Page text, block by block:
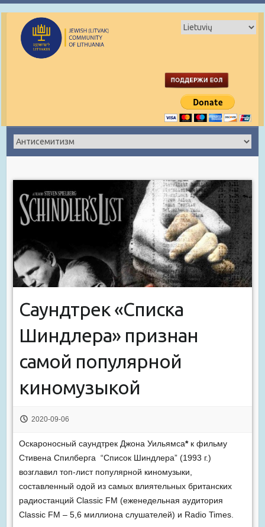
Саундтрек «Списка
Шиндлера» признан
самой популярной
киномузыкой
2020-09-06
Оскароносный саундтрек Джона Уильямса*к фильму
Стивена Спилберга “Список Шиндлера” (1993 г.)
возглавил топ-лист популярной киномузыки,
составленный одой из самых влиятельных британских
радиостанций Classic FM (еженедельная аудитория
Classic FM – 5,6 миллиона слушателей) и Radio Times.